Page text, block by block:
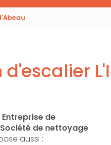
Entreprise de
de nettoyage
aussi :